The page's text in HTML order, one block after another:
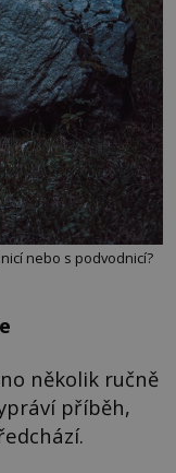
nebo s podvodnicí?
několik ručně
příběh,